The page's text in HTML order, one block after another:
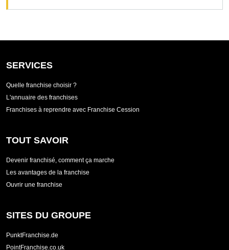
SERVICES
Quelle franchise choisir ?
L'annuaire des franchises
Franchises à reprendre avec Franchise Cession
TOUT SAVOIR
Devenir franchisé, comment ça marche
Les avantages de la franchise
Ouvrir une franchise
SITES DU GROUPE
PunktFranchise.de
PointFranchise.co.uk